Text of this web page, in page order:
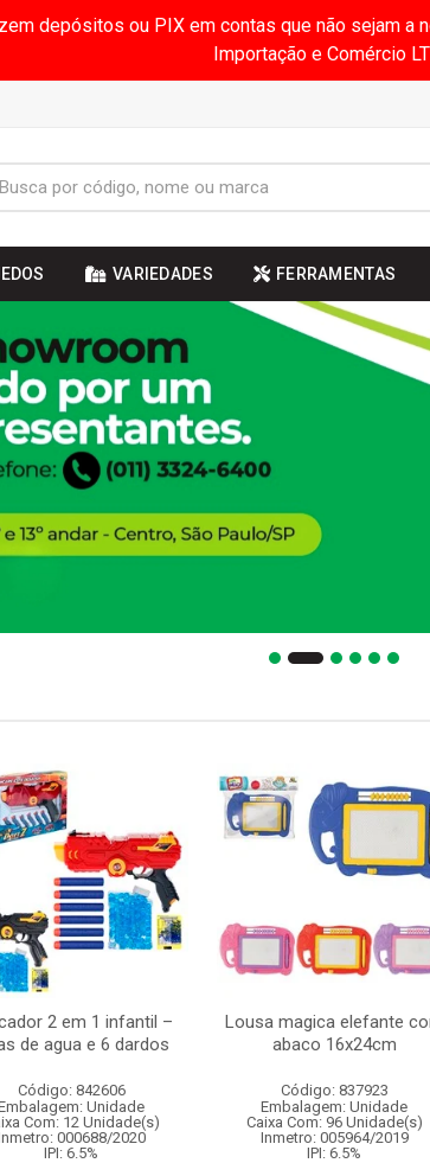
depósitos ou PIX em contas que não sejam
Importação e Comércio
VARIEDADES FERRAMENTAS
2 em 1 infantil –
de agua e 6 dardos
Código: 842606
Unidade
Com: 12 Unidade(s)
000688/2020
IPI: 6.5%
Lousa magica elefante
abaco 16x24cm
Código: 837923
Embalagem: Unidade
Caixa Com: 96 Unidade(s)
Inmetro: 005964/2019
IPI: 6.5%